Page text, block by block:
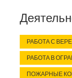
РАБОТА С
РАБОТА В
ПОЖАРНЫЕ